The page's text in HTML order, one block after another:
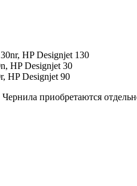
HP Designjet 130
HP Designjet 30
HP Designjet 90
приобретаются